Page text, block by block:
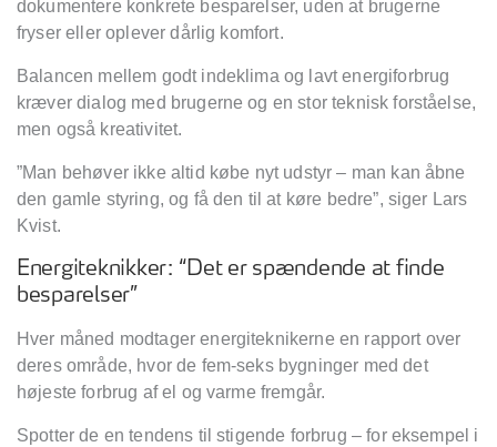
dokumentere konkrete besparelser, uden at brugerne
fryser eller oplever dårlig komfort.
Balancen mellem godt indeklima og lavt energiforbrug
kræver dialog med brugerne og en stor teknisk forståelse,
men også kreativitet.
”Man behøver ikke altid købe nyt udstyr – man kan åbne
den gamle styring, og få den til at køre bedre”, siger Lars
Kvist.
Energiteknikker: “Det er spændende at finde
besparelser”
Hver måned modtager energiteknikerne en rapport over
deres område, hvor de fem-seks bygninger med det
højeste forbrug af el og varme fremgår.
Spotter de en tendens til stigende forbrug – for eksempel i